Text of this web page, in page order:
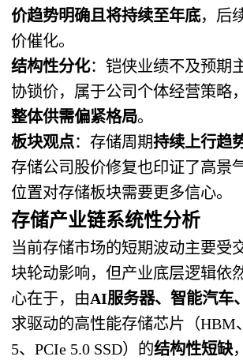
价趋势明确且将持续至年底，后
价催化。
结构性分化：铠侠业绩不及预期
协锁价，属于公司个体经营策略
整体供需偏紧格局。
板块观点：存储周期持续上行趋
存储公司股价修复也印证了高景
位置对存储板块需要更多信心。
存储产业链系统性分析
当前存储市场的短期波动主要受
块轮动影响，但产业底层逻辑依
心在于，由AI服务器、智能汽车
求驱动的高性能存储芯片（HBM
5、PCIe 5.0 SSD）的结构性短缺